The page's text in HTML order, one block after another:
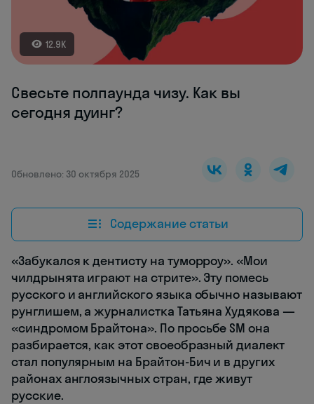
12.9K
Свесьте полпаунда чизу. Как вы
сегодня дуинг?
Обновлено: 30 октября 2025
Содержание статьи
«Забукался к дентисту на туморроу». «Мои
чилдрынята играют на стрите». Эту помесь
русского и английского языка обычно называют
рунглишем, а журналистка Татьяна Худякова —
«синдромом Брайтона». По просьбе SM она
разбирается, как этот своеобразный диалект
стал популярным на Брайтон-Бич и в других
районах англоязычных стран, где живут
русские.